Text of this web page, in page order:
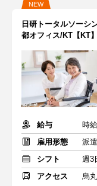
NEW
日研トータルソー
都オフィス/KT【KT
給与
時
雇用形態
派
シフト
週3
アクセス
烏